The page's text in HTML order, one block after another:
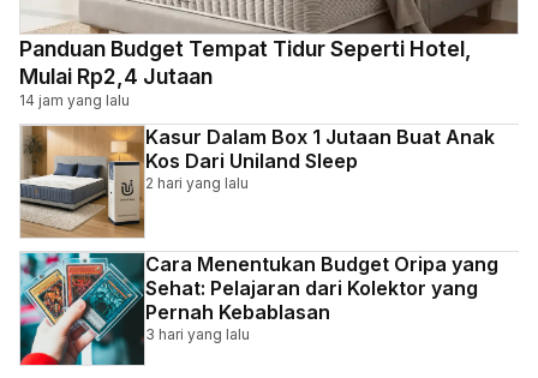
Panduan Budget Tempat Tidur Seperti Hotel,
Mulai Rp2,4 Jutaan
14 jam yang lalu
Kasur Dalam Box 1 Jutaan Buat Anak
Kos Dari Uniland Sleep
2 hari yang lalu
Cara Menentukan Budget Oripa yang
Sehat: Pelajaran dari Kolektor yang
Pernah Kebablasan
3 hari yang lalu